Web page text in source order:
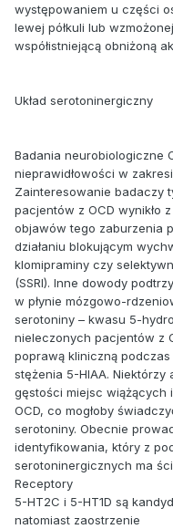
występowaniem u części
lewej półkuli lub
współistniejącą obniżoną
Układ serotoninergiczny
Badania neurobiologiczne
nieprawidłowości w
Zainteresowanie badaczy
pacjentów z OCD wynikło
objawów tego zaburzenia
działaniu blokującym
klomipraminy czy
(SSRI). Inne dowody
w płynie mózgowo-
serotoniny – kwasu 5-
nieleczonych pacjentów z
poprawą kliniczną
stężenia 5-HIAA.
gęstości miejsc wiążących
OCD, co mogłoby
serotoniny. Obecnie
identyfikowania, który z
serotoninergicznych ma
Receptory
5-HT2C i 5-HT1D są
natomiast zaostrzenie